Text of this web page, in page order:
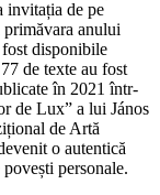
invitația de pe
anului
disponibile
de texte au fost
în 2021 într-
de Lux” a lui János
de Artă
o autentică
personale.